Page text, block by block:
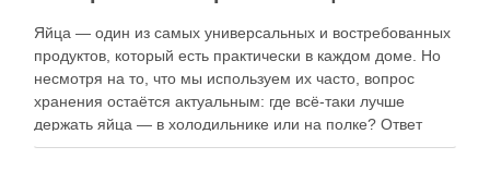
Яйца — один из самых универсальных и востребованных
продуктов, который есть практически в каждом доме. Но
несмотря на то, что мы используем их часто, вопрос
хранения остаётся актуальным: где всё-таки лучше
держать яйца — в холодильнике или на полке? Ответ
зависит от нескольких факторов, включая температуру